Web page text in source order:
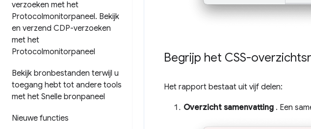
verzoeken met het
Protocolmonitorpaneel. Bekijk
en verzend CDP-verzoeken
met het
Protocolmonitorpaneel
Bekijk bronbestanden terwijl u
toegang hebt tot andere tools
met het Snelle bronpaneel
Nieuwe functies
Begrijp het CSS-
Het rapport bestaat uit vijf delen:
Overzicht samenvatting . Een